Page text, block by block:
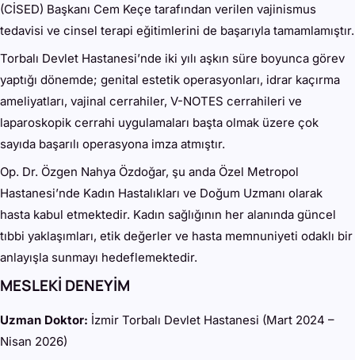
(CİSED) Başkanı Cem Keçe tarafından verilen vajinismus
tedavisi ve cinsel terapi eğitimlerini de başarıyla tamamlamıştır.
Torbalı Devlet Hastanesi’nde iki yılı aşkın süre boyunca görev
yaptığı dönemde; genital estetik operasyonları, idrar kaçırma
ameliyatları, vajinal cerrahiler, V-NOTES cerrahileri ve
laparoskopik cerrahi uygulamaları başta olmak üzere çok
sayıda başarılı operasyona imza atmıştır.
Op. Dr. Özgen Nahya Özdoğar, şu anda Özel Metropol
Hastanesi’nde Kadın Hastalıkları ve Doğum Uzmanı olarak
hasta kabul etmektedir. Kadın sağlığının her alanında güncel
tıbbi yaklaşımları, etik değerler ve hasta memnuniyeti odaklı bir
anlayışla sunmayı hedeflemektedir.
MESLEKİ DENEYİM
Uzman Doktor: İzmir Torbalı Devlet Hastanesi (Mart 2024 –
Nisan 2026)